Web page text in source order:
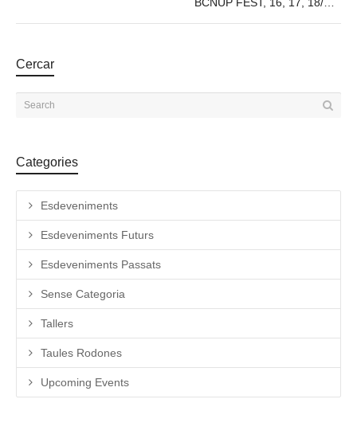
Cercar
Categories
Esdeveniments
Esdeveniments Futurs
Esdeveniments Passats
Sense Categoria
Tallers
Taules Rodones
Upcoming Events